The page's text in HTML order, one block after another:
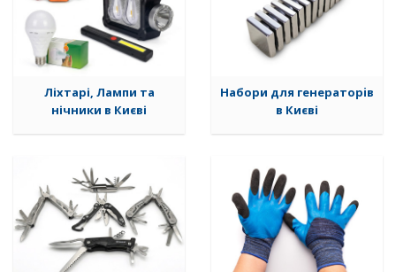
Ліхтарі, Лампи та
нічники в Києві
Набори для генераторiв
в Києві